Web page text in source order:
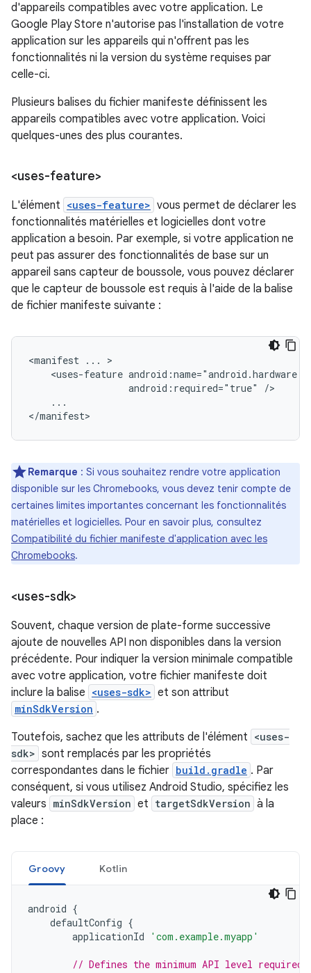
d'appareils compatibles avec votre application. Le
Google Play Store n'autorise pas l'installation de votre
application sur les appareils qui n'offrent pas les
fonctionnalités ni la version du système requises par
celle-ci.
Plusieurs balises du fichier manifeste définissent les
appareils compatibles avec votre application. Voici
quelques-unes des plus courantes.
<uses-feature>
L'élément <uses-feature> vous permet de déclarer les
fonctionnalités matérielles et logicielles dont votre
application a besoin. Par exemple, si votre application ne
peut pas assurer des fonctionnalités de base sur un
appareil sans capteur de boussole, vous pouvez déclarer
que le capteur de boussole est requis à l'aide de la balise
de fichier manifeste suivante :
<manifest ...
<uses-feature
android:required="true"
...
</manifest>
Remarque : Si vous souhaitez rendre votre application
disponible sur les Chromebooks, vous devez tenir compte de
certaines limites importantes concernant les fonctionnalités
matérielles et logicielles. Pour en savoir plus, consultez
Compatibilité du fichier manifeste d'application avec les
Chromebooks.
<uses-sdk>
Souvent, chaque version de plate-forme successive
ajoute de nouvelles API non disponibles dans la version
précédente. Pour indiquer la version minimale compatible
avec votre application, votre fichier manifeste doit
inclure la balise <uses-sdk> et son attribut
minSdkVersion .
Toutefois, sachez que les attributs de l'élément <uses-
sdk> sont remplacés par les propriétés
correspondantes dans le fichier build.gradle . Par
conséquent, si vous utilisez Android Studio, spécifiez les
valeurs minSdkVersion et targetSdkVersion à la
place :
Groovy Kotlin
android {
defaultConfig {
applicationId
'com.example.myapp'
// Defines the minimum API level required